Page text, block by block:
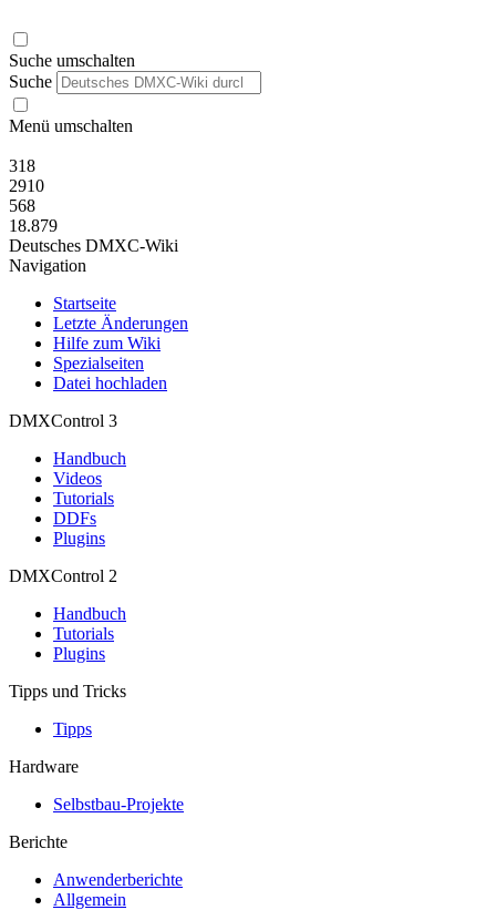
Suche umschalten
Suche
Menü umschalten
318
2910
568
18.879
Deutsches DMXC-Wiki
Navigation
Startseite
Letzte Änderungen
Hilfe zum Wiki
Spezialseiten
Datei hochladen
DMXControl 3
Handbuch
Videos
Tutorials
DDFs
Plugins
DMXControl 2
Handbuch
Tutorials
Plugins
Tipps und Tricks
Tipps
Hardware
Selbstbau-Projekte
Berichte
Anwenderberichte
Allgemein